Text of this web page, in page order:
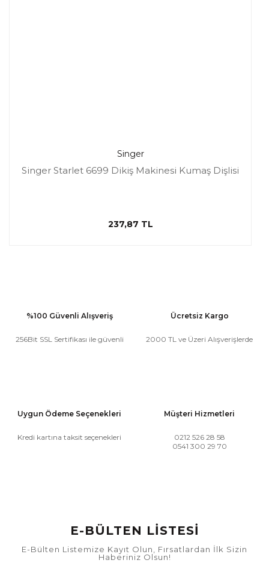
Singer
Singer Starlet 6699 Dikiş Makinesi Kumaş Dişlisi
237,87 TL
%100 Güvenli Alışveriş
256Bit SSL Sertifikası ile güvenli
Ücretsiz Kargo
2000 TL ve Üzeri Alışverişlerde
Uygun Ödeme Seçenekleri
Kredi kartına taksit seçenekleri
Müşteri Hizmetleri
0212 526 28 58
0541 300 29 70
E-BÜLTEN LİSTESİ
E-Bülten Listemize Kayıt Olun, Fırsatlardan İlk Sizin
Haberiniz Olsun!